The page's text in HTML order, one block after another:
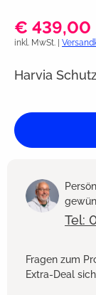
€ 439,00
inkl. MwSt. |
Harvia
Tel:
Fragen zum
Extra-Deal